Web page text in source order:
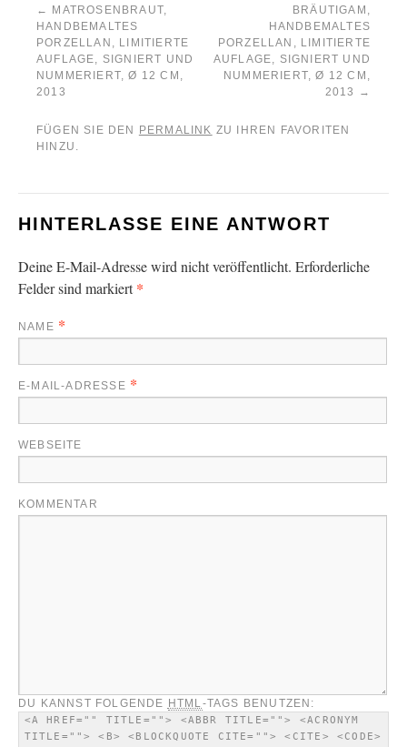
MATROSENBRAUT,
HANDBEMALTES
PORZELLAN, LIMITIERTE
AUFLAGE, SIGNIERT UND
NUMMERIERT, Ø 12 CM,
2013
BRÄUTIGAM,
HANDBEMALTES
PORZELLAN, LIMITIERTE
AUFLAGE, SIGNIERT UND
NUMMERIERT, Ø 12 CM,
2013
FÜGEN SIE DEN PERMALINK ZU IHREN FAVORITEN
HINZU.
HINTERLASSE EINE ANTWORT
Deine E-Mail-Adresse wird nicht veröffentlicht. Erforderliche
Felder sind markiert*
NAME *
E-MAIL-ADRESSE *
WEBSEITE
KOMMENTAR
DU KANNST FOLGENDE HTML -TAGS BENUTZEN:
<A HREF="" TITLE=""> <ABBR TITLE=""> <ACRONYM
TITLE=""> <B> <BLOCKQUOTE CITE=""> <CITE> <CODE>